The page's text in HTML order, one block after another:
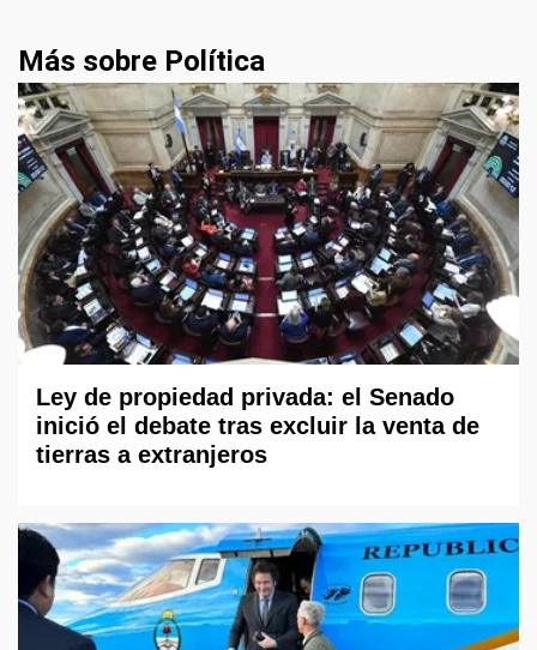
Más sobre Política
Ley de propiedad privada: el Senado
inició el debate tras excluir la venta de
tierras a extranjeros